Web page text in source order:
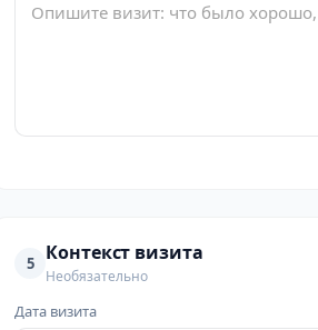
5 Контекст визита
Необязательно
Дата визита